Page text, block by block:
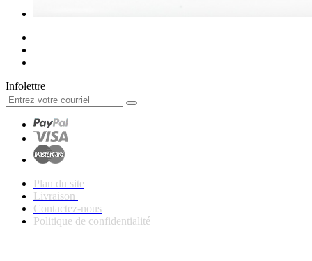
Infolettre
Plan du site
Livraison
Contactez-nous
Politique de confidentialité